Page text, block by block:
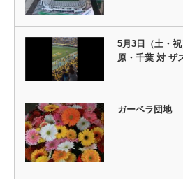
5月3日（土・
原・千葉 対 ザ
ガーベラ団地